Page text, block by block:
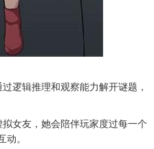
逻辑推理和观察能力解开谜题，
女友，她会陪伴玩家度过每一个
。